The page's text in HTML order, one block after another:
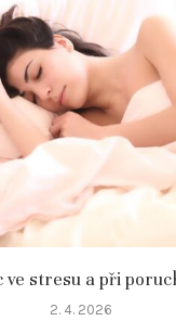
ve stresu a při
2. 4. 2026